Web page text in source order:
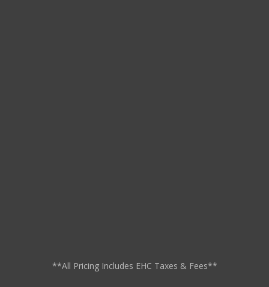
**All Pricing Includes EHC Taxes & Fees**